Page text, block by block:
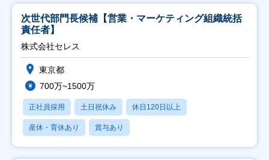
次世代部門長候補【営業・マーケティング組織統括
責任者】
株式会社セレス
東京都
700万~1500万
正社員採用 土日祝休み 休日120日以上
産休・育休あり 賞与あり